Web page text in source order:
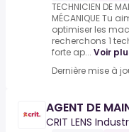
TECHNICIEN DE
MÉCANIQUE Tu
optimiser les
recherchons 1
forte ap... Voir
Dernière mise à
AGENT DE
CRIT LENS